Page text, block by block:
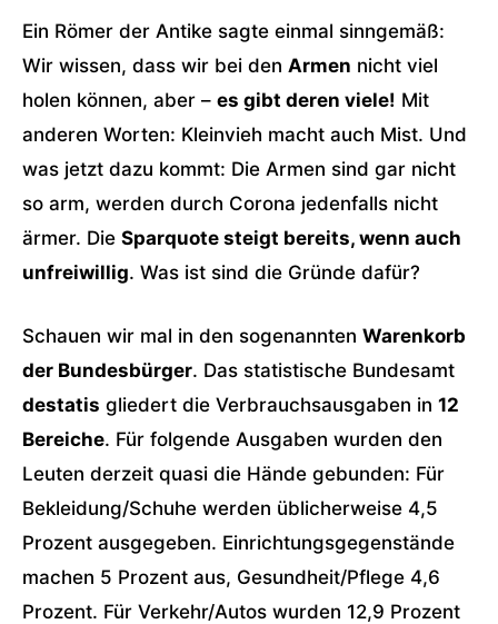
Ein Römer der Antike sagte einmal sinngemäß:
Wir wissen, dass wir bei den Armen nicht viel
holen können, aber – es gibt deren viele! Mit
anderen Worten: Kleinvieh macht auch Mist. Und
was jetzt dazu kommt: Die Armen sind gar nicht
so arm, werden durch Corona jedenfalls nicht
ärmer. Die Sparquote steigt bereits, wenn auch
unfreiwillig. Was ist sind die Gründe dafür?
Schauen wir mal in den sogenannten Warenkorb
der Bundesbürger. Das statistische Bundesamt
destatis gliedert die Verbrauchsausgaben in 12
Bereiche. Für folgende Ausgaben wurden den
Leuten derzeit quasi die Hände gebunden: Für
Bekleidung/Schuhe werden üblicherweise 4,5
Prozent ausgegeben. Einrichtungsgegenstände
machen 5 Prozent aus, Gesundheit/Pflege 4,6
Prozent. Für Verkehr/Autos wurden 12,9 Prozent